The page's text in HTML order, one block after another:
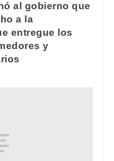
al gobierno que
a la
entregue los
y